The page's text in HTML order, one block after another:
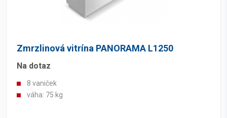
Zmrzlinová vitrína PANORAMA L1250
Na dotaz
8 vaniček
váha: 75 kg